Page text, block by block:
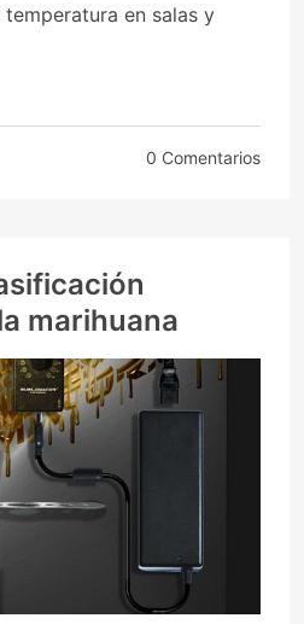
en salas y
0 Comentarios
marihuana